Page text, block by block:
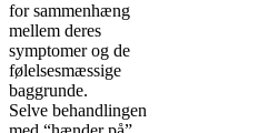
for sammenhæng
mellem deres
symptomer og de
følelsesmæssige
baggrunde.
Selve behandlingen